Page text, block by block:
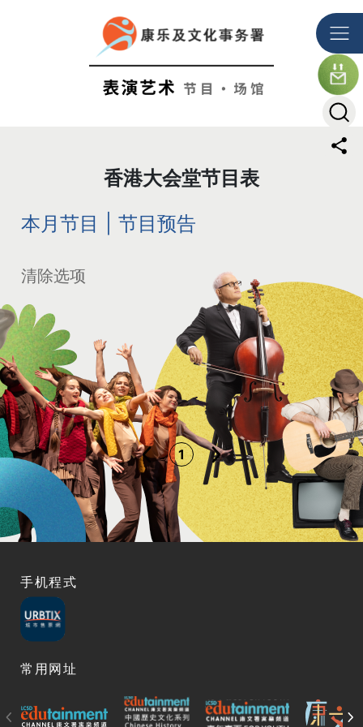
跳到主要内容
香港大会堂节目表
本月节目
节目预告
清除选项
1
手机程式
常用网址